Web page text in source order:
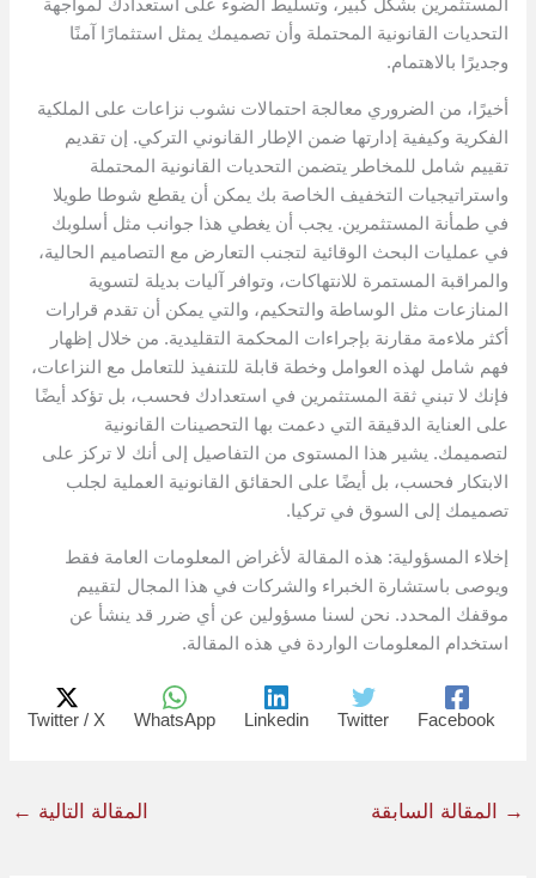
المستثمرين بشكل كبير، وتسليط الضوء على استعدادك لمواجهة
التحديات القانونية المحتملة وأن تصميمك يمثل استثمارًا آمنًا
وجديرًا بالاهتمام.
أخيرًا، من الضروري معالجة احتمالات نشوب نزاعات على الملكية
الفكرية وكيفية إدارتها ضمن الإطار القانوني التركي. إن تقديم
تقييم شامل للمخاطر يتضمن التحديات القانونية المحتملة
واستراتيجيات التخفيف الخاصة بك يمكن أن يقطع شوطا طويلا
في طمأنة المستثمرين. يجب أن يغطي هذا جوانب مثل أسلوبك
في عمليات البحث الوقائية لتجنب التعارض مع التصاميم الحالية،
والمراقبة المستمرة للانتهاكات، وتوافر آليات بديلة لتسوية
المنازعات مثل الوساطة والتحكيم، والتي يمكن أن تقدم قرارات
أكثر ملاءمة مقارنة بإجراءات المحكمة التقليدية. من خلال إظهار
فهم شامل لهذه العوامل وخطة قابلة للتنفيذ للتعامل مع النزاعات،
فإنك لا تبني ثقة المستثمرين في استعدادك فحسب، بل تؤكد أيضًا
على العناية الدقيقة التي دعمت بها التحصينات القانونية
لتصميمك. يشير هذا المستوى من التفاصيل إلى أنك لا تركز على
الابتكار فحسب، بل أيضًا على الحقائق القانونية العملية لجلب
تصميمك إلى السوق في تركيا.
إخلاء المسؤولية: هذه المقالة لأغراض المعلومات العامة فقط
ويوصى باستشارة الخبراء والشركات في هذا المجال لتقييم
موقفك المحدد. نحن لسنا مسؤولين عن أي ضرر قد ينشأ عن
استخدام المعلومات الواردة في هذه المقالة.
Facebook
Twitter
Linkedin
WhatsApp
Twitter / X
→ المقالة السابقة المقالة التالية ←